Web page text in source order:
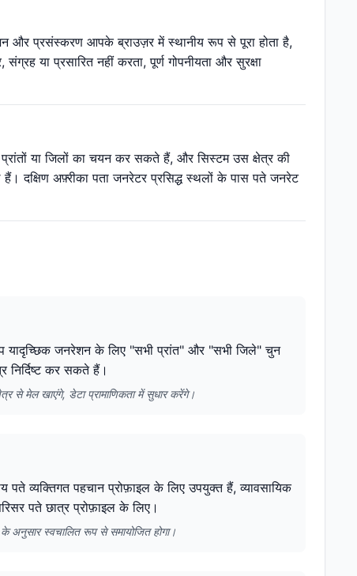
और प्रसंस्करण आपके ब्राउज़र में स्थानीय रूप से पूरा होता है,
या प्रसारित नहीं करता, पूर्ण गोपनीयता और सुरक्षा
प्रांतों या जिलों का चयन कर सकते हैं, और सिस्टम उस क्षेत्र की
अफ़्रीका पता जनरेटर प्रसिद्ध स्थलों के पास पते जनरेट
यादृच्छिक जनरेशन के लिए "सभी प्रांत" और "सभी जिले" चुन
निर्दिष्ट कर सकते हैं।
से मेल खाएंगे, डेटा प्रामाणिकता में सुधार करेंगे।
व्यक्तिगत पहचान प्रोफ़ाइल के लिए उपयुक्त हैं, व्यावसायिक
पते छात्र प्रोफ़ाइल के लिए।
अनुसार स्वचालित रूप से समायोजित होगा।